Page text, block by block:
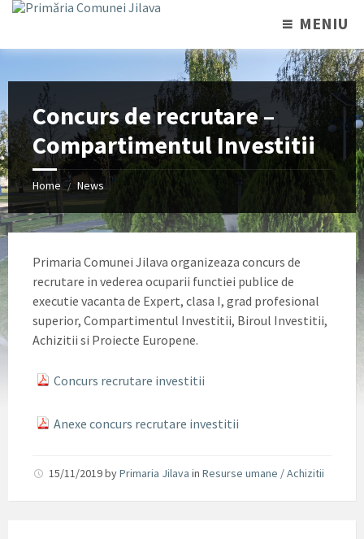
MENIU
Concurs de recrutare –
Compartimentul Investitii
Home / News
Primaria Comunei Jilava organizeaza concurs de
recrutare in vederea ocuparii functiei publice de
executie vacanta de Expert, clasa I, grad profesional
superior, Compartimentul Investitii, Biroul Investitii,
Achizitii si Proiecte Europene.
Concurs recrutare investitii
Anexe concurs recrutare investitii
15/11/2019byPrimaria Jilava in Resurse umane / Achizitii